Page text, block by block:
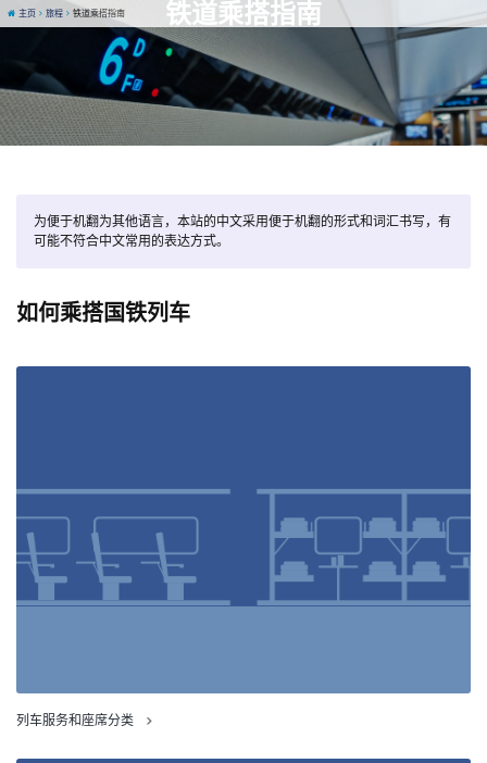
铁道乘搭指南
主页 旅程 铁道乘搭指南
为便于机翻为其他语言，本站的中文采用便于机翻的形式和词汇书写，有
可能不符合中文常用的表达方式。
如何乘搭国铁列车
列车服务和座席分类